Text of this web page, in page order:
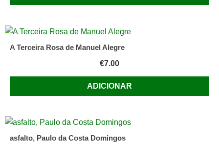
A Terceira Rosa de Manuel Alegre
€7.00
ADICIONAR
asfalto, Paulo da Costa Domingos